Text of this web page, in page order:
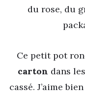
du rose, du
Ce petit pot
carton dans
cassé. J’aime